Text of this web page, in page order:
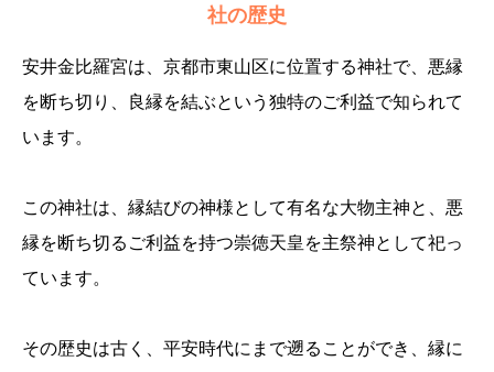
社の歴史
安井金比羅宮は、京都市東山区に位置する神社で、悪縁
を断ち切り、良縁を結ぶという独特のご利益で知られて
います。
この神社は、縁結びの神様として有名な大物主神と、悪
縁を断ち切るご利益を持つ崇徳天皇を主祭神として祀っ
ています。
その歴史は古く、平安時代にまで遡ることができ、縁に